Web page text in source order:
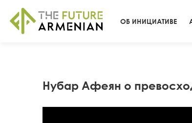
ОБ ИНИЦИАТИВЕ
Нубар Афеян о